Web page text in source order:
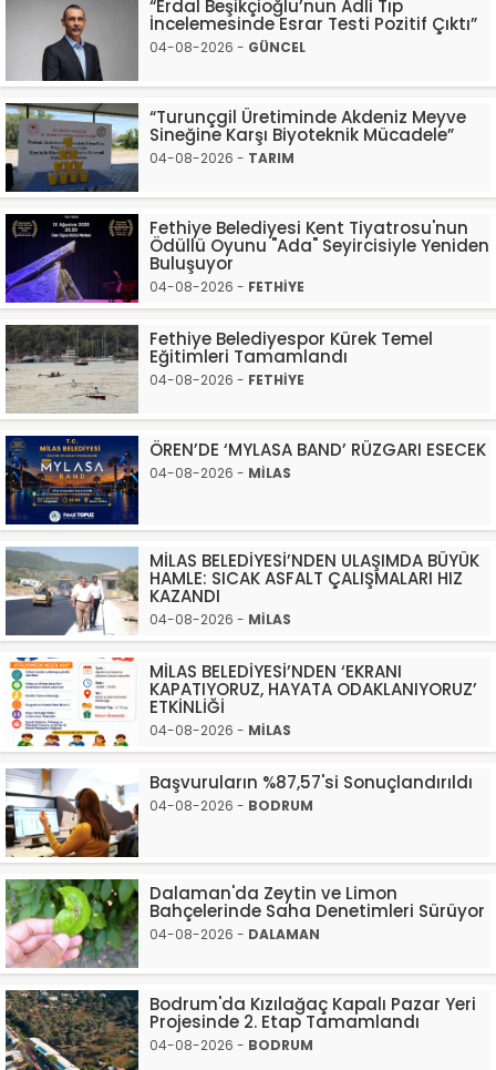
“Erdal Beşikçioğlu’nun Adli Tıp
İncelemesinde Esrar Testi Pozitif Çıktı”
04-08-2026 - GÜNCEL
“Turunçgil Üretiminde Akdeniz Meyve
Sineğine Karşı Biyoteknik Mücadele”
04-08-2026 - TARIM
Fethiye Belediyesi Kent Tiyatrosu'nun
Ödüllü Oyunu "Ada" Seyircisiyle Yeniden
Buluşuyor
04-08-2026 - FETHİYE
Fethiye Belediyespor Kürek Temel
Eğitimleri Tamamlandı
04-08-2026 - FETHİYE
ÖREN’DE ‘MYLASA BAND’ RÜZGARI ESECEK
04-08-2026 - MİLAS
MİLAS BELEDİYESİ’NDEN ULAŞIMDA BÜYÜK
HAMLE: SICAK ASFALT ÇALIŞMALARI HIZ
KAZANDI
04-08-2026 - MİLAS
MİLAS BELEDİYESİ’NDEN ‘EKRANI
KAPATIYORUZ, HAYATA ODAKLANIYORUZ’
ETKİNLİĞİ
04-08-2026 - MİLAS
Başvuruların %87,57'si Sonuçlandırıldı
04-08-2026 - BODRUM
Dalaman'da Zeytin ve Limon
Bahçelerinde Saha Denetimleri Sürüyor
04-08-2026 - DALAMAN
Bodrum'da Kızılağaç Kapalı Pazar Yeri
Projesinde 2. Etap Tamamlandı
04-08-2026 - BODRUM